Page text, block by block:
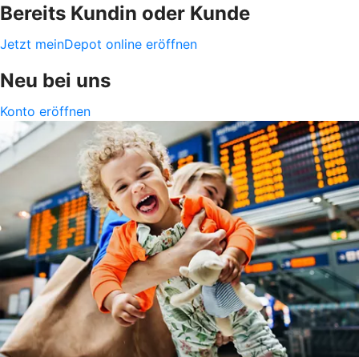
Bereits Kundin oder Kunde
Jetzt meinDepot online eröffnen
Neu bei uns
Konto eröffnen